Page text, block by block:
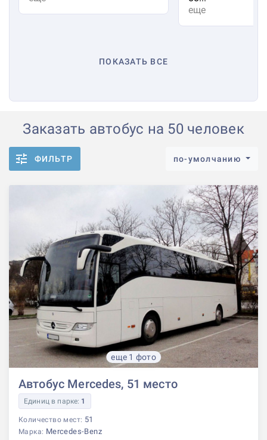
еще
ПОКАЗАТЬ ВСЕ
Заказать автобус на 50 человек
ФИЛЬТР по-умолчанию
еще 1 фото
Автобус Mercedes, 51 место
Единиц в парке: 1
Количество мест: 51
Марка: Mercedes-Benz